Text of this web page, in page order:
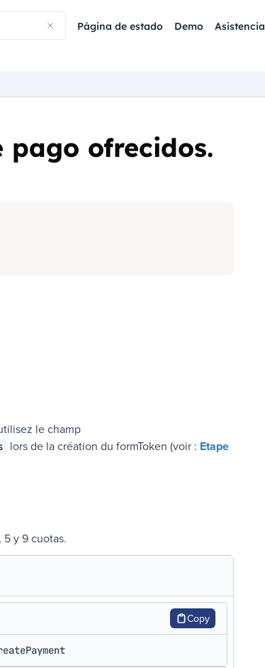
Página de estado Demo Asistencia
pago ofrecidos.
le champ
lors de la création du formToken (voir : Etape
y 9 cuotas.
Copy